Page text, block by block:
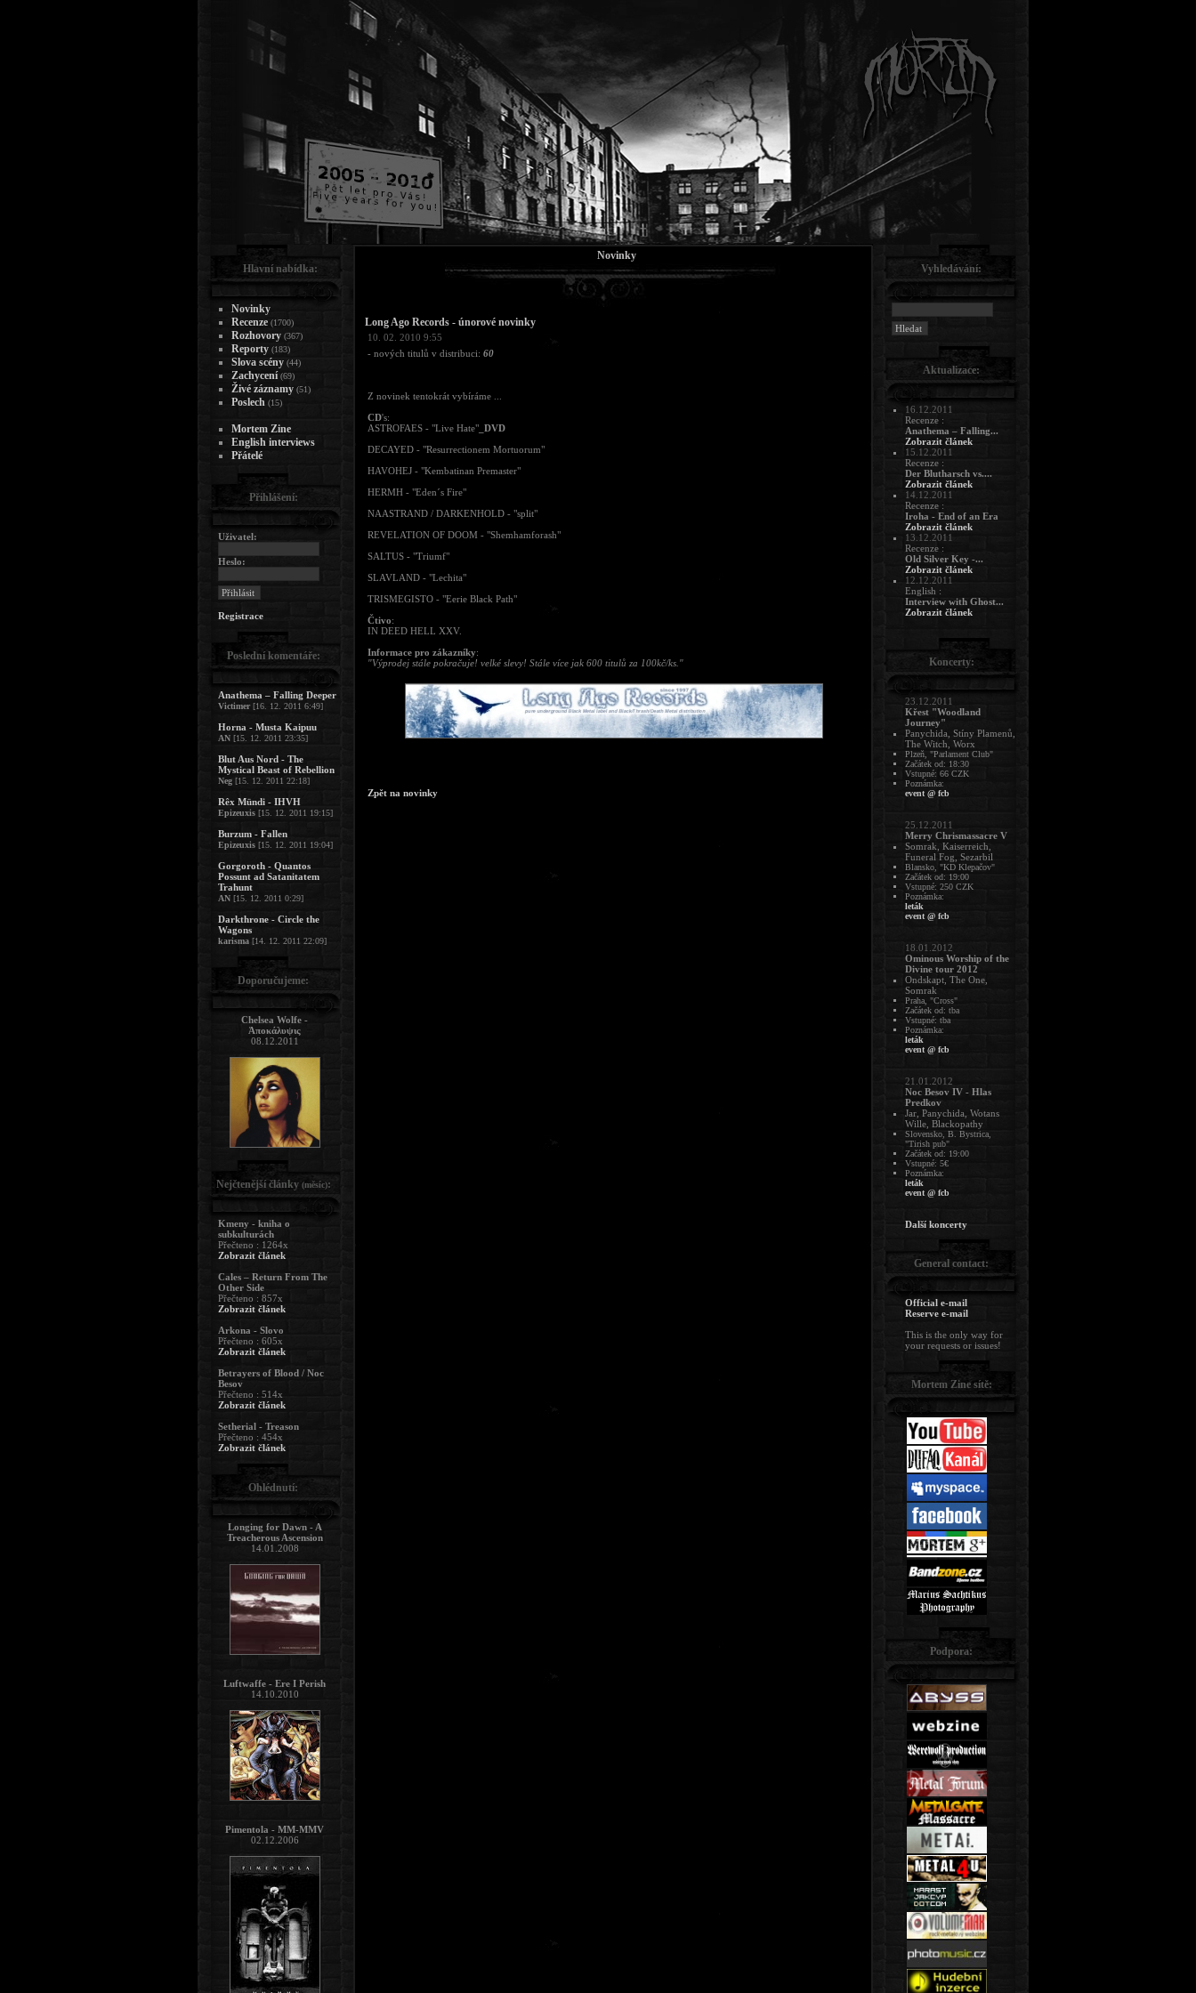
Novinky
Long Ago Records - únorové novinky
10. 02. 2010 9:55
- nových titulů v distribuci: 60
Z novinek tentokrát vybíráme ...
CD's:
ASTROFAES - "Live Hate" _DVD
DECAYED - "Resurrectionem Mortuorum"
HAVOHEJ - "Kembatinan Premaster"
HERMH - "Eden´s Fire"
NAASTRAND / DARKENHOLD - "split"
REVELATION OF DOOM - "Shemhamforash"
SALTUS - "Triumf"
SLAVLAND - "Lechita"
TRISMEGISTO - "Eerie Black Path"
Čtivo:
IN DEED HELL XXV.
Informace pro zákazníky:
"Výprodej stále pokračuje! velké slevy! Stále více jak 600 titulů za 100kč/ks."
Zpět na novinky
Hlavní nabídka:
Novinky
Recenze (1700)
Rozhovory (367)
Reporty (183)
Slova scény (44)
Zachycení (69)
Živé záznamy (51)
Poslech (15)
Mortem Zine
English interviews
Přátelé
Přihlášení:
Uživatel:
Heslo:
Registrace
Poslední komentáře:
Anathema – Falling Deeper
Victimer[16. 12. 2011 6:49]
Horna - Musta Kaipuu
AN [15. 12. 2011 23:35]
Blut Aus Nord - The
Mystical Beast of Rebellion
Neg [15. 12. 2011 22:18]
Rêx Mündi - IHVH
Epizeuxis [15. 12. 2011 19:15]
Burzum - Fallen
Epizeuxis [15. 12. 2011 19:04]
Gorgoroth - Quantos
Possunt ad Satanitatem
Trahunt
AN [15. 12. 2011 0:29]
Darkthrone - Circle the
Wagons
karisma [14. 12. 2011 22:09]
Doporučujeme:
Chelsea Wolfe -
Ἀποκάλυψις
08.12.2011
Nejčtenější články (měsíc):
Kmeny - kniha o
subkulturách
Přečteno : 1264x
Zobrazit článek
Cales – Return From The
Other Side
Přečteno : 857x
Zobrazit článek
Arkona - Slovo
Přečteno : 605x
Zobrazit článek
Betrayers of Blood / Noc
Besov
Přečteno : 514x
Zobrazit článek
Setherial - Treason
Přečteno : 454x
Zobrazit článek
Ohlédnutí:
Longing for Dawn - A
Treacherous Ascension
14.01.2008
Luftwaffe - Ere I Perish
14.10.2010
Pimentola - MM-MMV
02.12.2006
Vyhledávání:
Aktualizace:
16.12.2011
Recenze :
Anathema – Falling...
Zobrazit článek
15.12.2011
Recenze :
Der Blutharsch vs....
Zobrazit článek
14.12.2011
Recenze :
Iroha - End of an Era
Zobrazit článek
13.12.2011
Recenze :
Old Silver Key -...
Zobrazit článek
12.12.2011
English :
Interview with Ghost...
Zobrazit článek
Koncerty:
23.12.2011
Křest "Woodland
Journey"
Panychida, Stíny Plamenů,
The Witch, Worx
Plzeň, "Parlament Club"
Začátek od: 18:30
Vstupné: 66 CZK
Poznámka:
event @ fcb
25.12.2011
Merry Chrismassacre V
Somrak, Kaiserreich,
Funeral Fog, Sezarbil
Blansko, "KD Klepačov"
Začátek od: 19:00
Vstupné: 250 CZK
Poznámka:
leták
event @ fcb
18.01.2012
Ominous Worship of the
Divine tour 2012
Ondskapt, The One,
Somrak
Praha, "Cross"
Začátek od: tba
Vstupné: tba
Poznámka:
leták
event @ fcb
21.01.2012
Noc Besov IV - Hlas
Predkov
Jar, Panychida, Wotans
Wille, Blackopathy
Slovensko, B. Bystrica,
"Tirish pub"
Začátek od: 19:00
Vstupné: 5€
Poznámka:
leták
event @ fcb
Další koncerty
General contact:
Official e-mail
Reserve e-mail
This is the only way for
your requests or issues!
Mortem Zine sítě:
Podpora: